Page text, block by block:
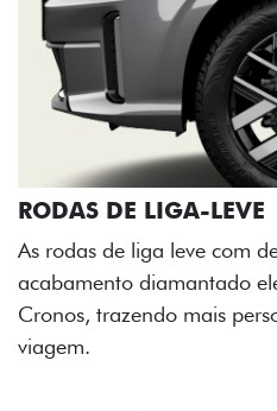
RODAS DE LIGA-LEVE
As rodas de liga leve com
acabamento diamantado
Cronos, trazendo mais
viagem.